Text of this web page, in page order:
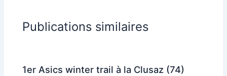
Publications similaires
1er Asics winter trail à la Clusaz (74)